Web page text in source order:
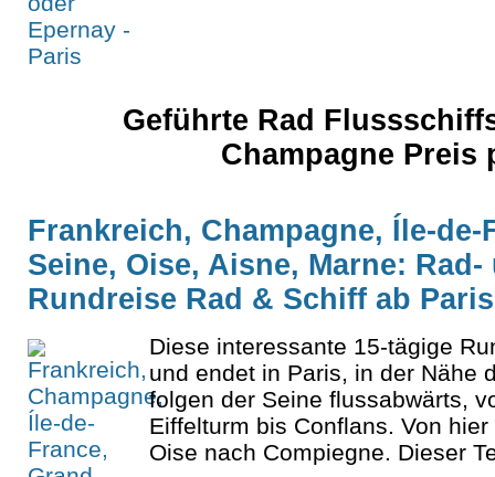
Geführte Rad
Champagne
Frankreich, Champagne, Íle-de-
Seine, Oise, Aisne, Marne:
Rundreise Rad & Schiff ab Paris
Diese interessante 15-tägige
und endet in Paris, in der Nähe
folgen der Seine flussabwärts,
Eiffelturm bis Conflans. Von
Oise nach Compiegne. Dieser